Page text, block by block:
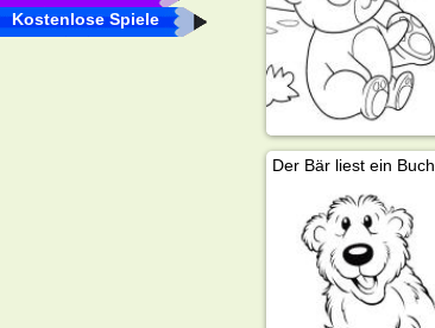
Kostenlose Spiele
Der Bär liest ein Buch